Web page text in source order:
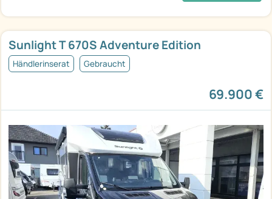
Sunlight T 670S Adventure Edition
Händlerinserat Gebraucht
69.900 €